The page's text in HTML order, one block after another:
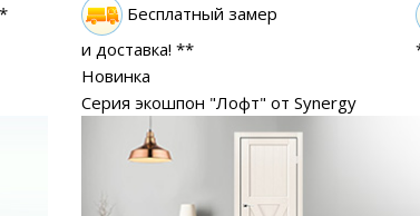
Бесплатный замер
и доставка! **
Новинка
Серия экошпон "Лофт" от Synergy